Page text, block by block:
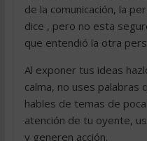
de la comunicación, la
dice , pero no esta
que entendió la otra
Al exponer tus ideas
calma, no uses palabras
hables de temas de
atención de tu oyente,
y generen acción.